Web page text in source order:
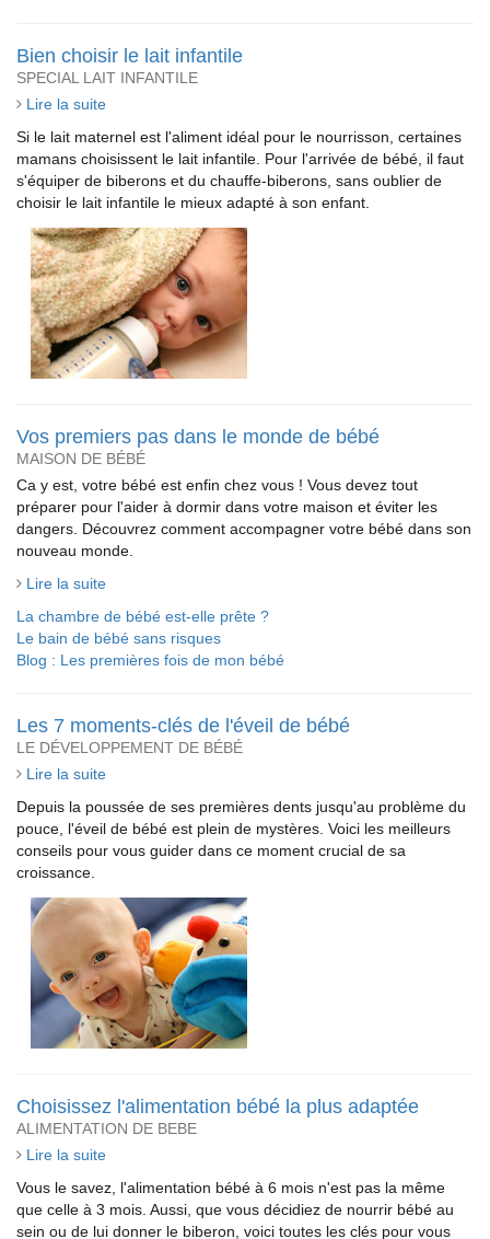
Bien choisir le lait infantile
SPECIAL LAIT INFANTILE
Lire la suite
Si le lait maternel est l'aliment idéal pour le nourrisson, certaines
mamans choisissent le lait infantile. Pour l'arrivée de bébé, il faut
s'équiper de biberons et du chauffe-biberons, sans oublier de
choisir le lait infantile le mieux adapté à son enfant.
Vos premiers pas dans le monde de bébé
MAISON DE BÉBÉ
Ca y est, votre bébé est enfin chez vous ! Vous devez tout
préparer pour l'aider à dormir dans votre maison et éviter les
dangers. Découvrez comment accompagner votre bébé dans son
nouveau monde.
Lire la suite
La chambre de bébé est-elle prête ?
Le bain de bébé sans risques
Blog : Les premières fois de mon bébé
Les 7 moments-clés de l'éveil de bébé
LE DÉVELOPPEMENT DE BÉBÉ
Lire la suite
Depuis la poussée de ses premières dents jusqu'au problème du
pouce, l'éveil de bébé est plein de mystères. Voici les meilleurs
conseils pour vous guider dans ce moment crucial de sa
croissance.
Choisissez l'alimentation bébé la plus adaptée
ALIMENTATION DE BEBE
Lire la suite
Vous le savez, l'alimentation bébé à 6 mois n'est pas la même
que celle à 3 mois. Aussi, que vous décidiez de nourrir bébé au
sein ou de lui donner le biberon, voici toutes les clés pour vous